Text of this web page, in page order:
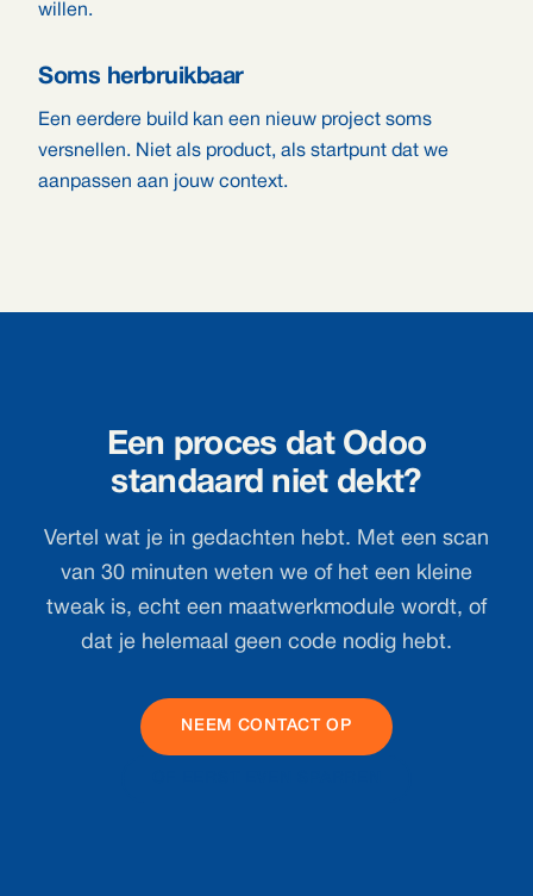
willen.
Soms herbruikbaar
Een eerdere build kan een nieuw project soms
versnellen. Niet als product, als startpunt dat we
aanpassen aan jouw context.
Een proces dat Odoo
standaard niet dekt?
Vertel wat je in gedachten hebt. Met een scan
van 30 minuten weten we of het een kleine
tweak is, echt een maatwerkmodule wordt, of
dat je helemaal geen code nodig hebt.
NEEM CONTACT OP